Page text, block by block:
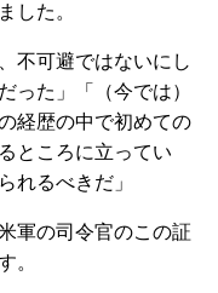
した。
不可避ではないにし
った」「（今では）
経歴の中で初めての
ところに立ってい
れるべきだ」
軍の司令官のこの証
。